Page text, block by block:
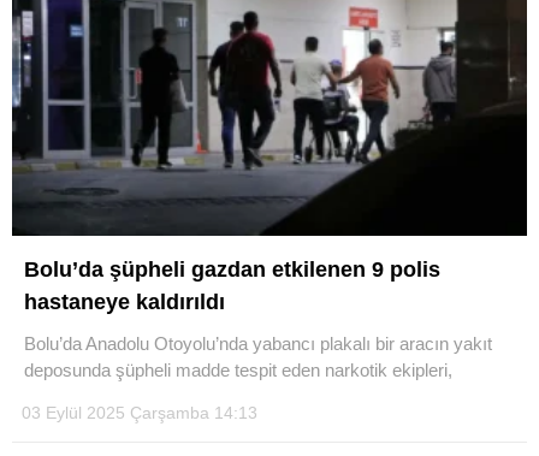
Bolu’da şüpheli gazdan etkilenen 9 polis
hastaneye kaldırıldı
Bolu’da Anadolu Otoyolu’nda yabancı plakalı bir aracın yakıt
deposunda şüpheli madde tespit eden narkotik ekipleri,
03 Eylül 2025 Çarşamba 14:13